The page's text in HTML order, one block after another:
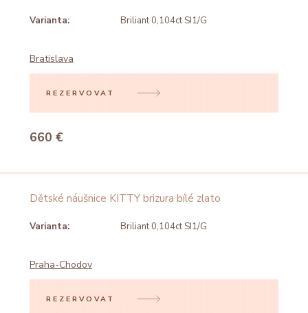
Varianta: Briliant 0,104ct SI1/G
Bratislava
REZERVOVAT
660 €
Dětské náušnice KITTY brizura bílé zlato
Varianta: Briliant 0,104ct SI1/G
Praha-Chodov
REZERVOVAT